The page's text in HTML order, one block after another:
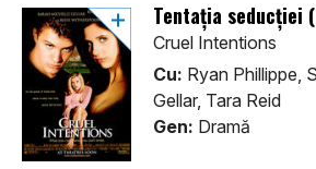
Tentația seducției
Cruel Intentions
Cu: Ryan Phillippe,
Gellar, Tara Reid
Gen: Dramă